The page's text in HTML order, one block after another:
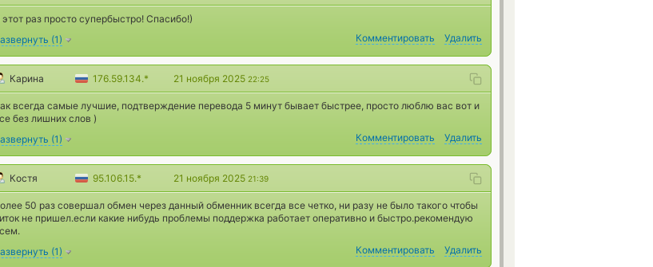
этот раз просто супербыстро! Спасибо!)
(1) Комментировать Удалить
Карина 176.59.134.* 21 ноября 2025 22:25
всегда самые лучшие, подтверждение перевода 5 минут бывает быстрее, просто люблю вас вот и
без лишних слов )
(1) Комментировать Удалить
Костя 95.106.15.* 21 ноября 2025 21:39
50 раз совершал обмен через данный обменник всегда все четко, ни разу не было такого чтобы
не пришел.если какие нибудь проблемы поддержка работает оперативно и быстро.рекомендую
(1) Комментировать Удалить